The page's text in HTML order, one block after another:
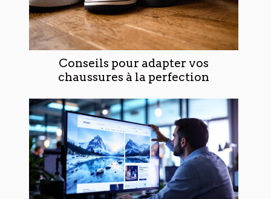
Conseils pour adapter vos
chaussures à la perfection